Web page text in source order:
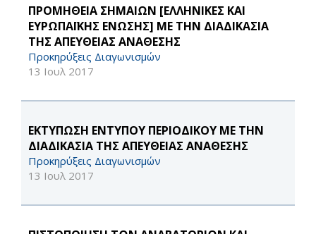
ΠΡΟΜΗΘΕΙΑ ΣΗΜΑΙΩΝ [ΕΛΛΗΝΙΚΕΣ ΚΑΙ
ΕΥΡΩΠΑΪΚΗΣ ΕΝΩΣΗΣ] ΜΕ ΤΗΝ ΔΙΑΔΙΚΑΣΙΑ
ΤΗΣ ΑΠΕΥΘΕΙΑΣ ΑΝΑΘΕΣΗΣ
Προκηρύξεις Διαγωνισμών
13 Ιουλ 2017
ΕΚΤΥΠΩΣΗ ΕΝΤΥΠΟΥ ΠΕΡΙΟΔΙΚΟΥ ΜΕ ΤΗΝ
ΔΙΑΔΙΚΑΣΙΑ ΤΗΣ ΑΠΕΥΘΕΙΑΣ ΑΝΑΘΕΣΗΣ
Προκηρύξεις Διαγωνισμών
13 Ιουλ 2017